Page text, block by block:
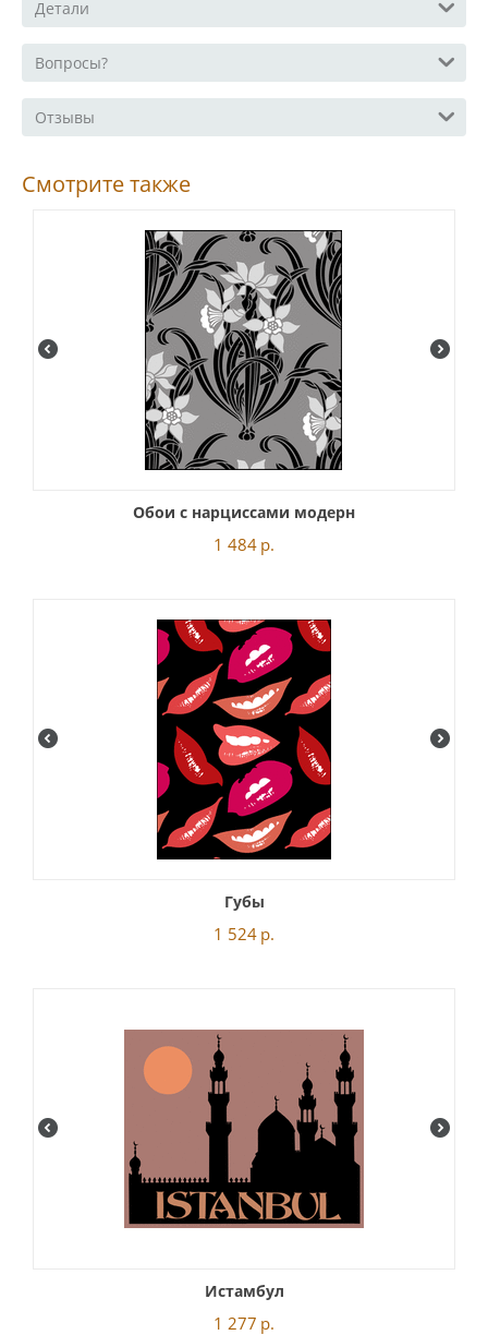
Детали
Вопросы?
Отзывы
Смотрите также
Обои с нарциссами модерн
1 484 р.
Губы
1 524 р.
Истамбул
1 277 р.